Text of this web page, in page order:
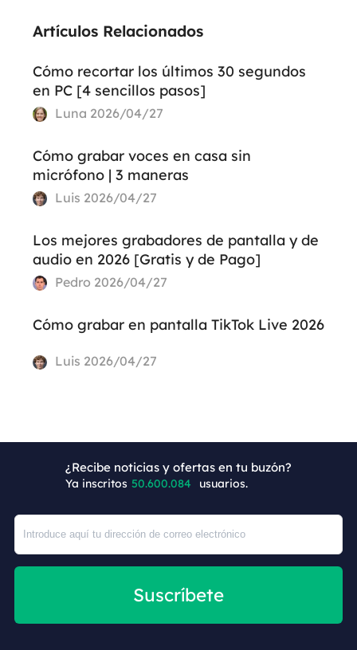
Artículos Relacionados
Cómo recortar los últimos 30 segundos
en PC [4 sencillos pasos]
Luna 2026/04/27
Cómo grabar voces en casa sin
micrófono | 3 maneras
Luis 2026/04/27
Los mejores grabadores de pantalla y de
audio en 2026 [Gratis y de Pago]
Pedro 2026/04/27
Cómo grabar en pantalla TikTok Live 2026
Luis 2026/04/27
¿Recibe noticias y ofertas en tu buzón?
Ya inscritos 50.600.084 usuarios.
Suscríbete
+7